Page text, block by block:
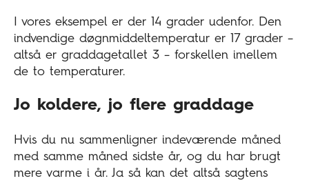
I vores eksempel er der 14 grader udenfor. Den
indvendige døgnmiddeltemperatur er 17 grader –
altså er graddagetallet 3 – forskellen imellem
de to temperaturer.
Jo koldere, jo flere graddage
Hvis du nu sammenligner indeværende måned
med samme måned sidste år, og du har brugt
mere varme i år. Ja så kan det altså sagtens